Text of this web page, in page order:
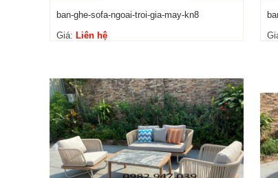
ban-ghe-sofa-ngoai-troi-gia-may-kn8
Giá: Liên hệ